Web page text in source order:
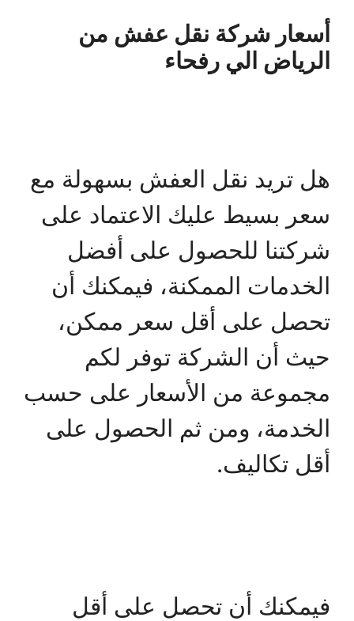
أسعار شركة نقل عفش من
الرياض الي رفحاء
هل تريد نقل العفش بسهولة مع
سعر بسيط عليك الاعتماد على
شركتنا للحصول على أفضل
الخدمات الممكنة، فيمكنك أن
تحصل على أقل سعر ممكن،
حيث أن الشركة توفر لكم
مجموعة من الأسعار على حسب
الخدمة، ومن ثم الحصول على
أقل تكاليف.
فيمكنك أن تحصل على أقل